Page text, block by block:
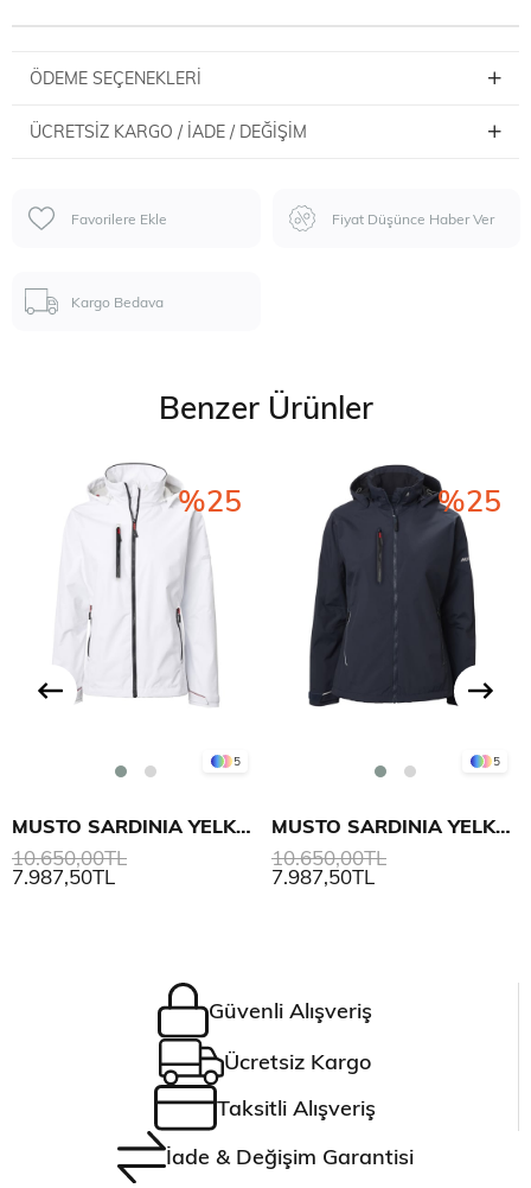
ÖDEME SEÇENEKLERI
ÜCRETSIZ KARGO / İADE / DEĞIŞIM
Favorilere Ekle Fiyat Düşünce Haber Ver
Kargo Bedava
Benzer Ürünler
5
MUSTO SARDINIA YELKEN MONT 2.0 KADIN
7.987,50TL
10.650,00TL
%25
5
MUSTO SARDINIA YELKEN MONT 2.0 KADIN
7.987,50TL
10.650,00TL
%25
Güvenli Alışveriş
Ücretsiz Kargo
Taksitli Alışveriş
İade & Değişim Garantisi